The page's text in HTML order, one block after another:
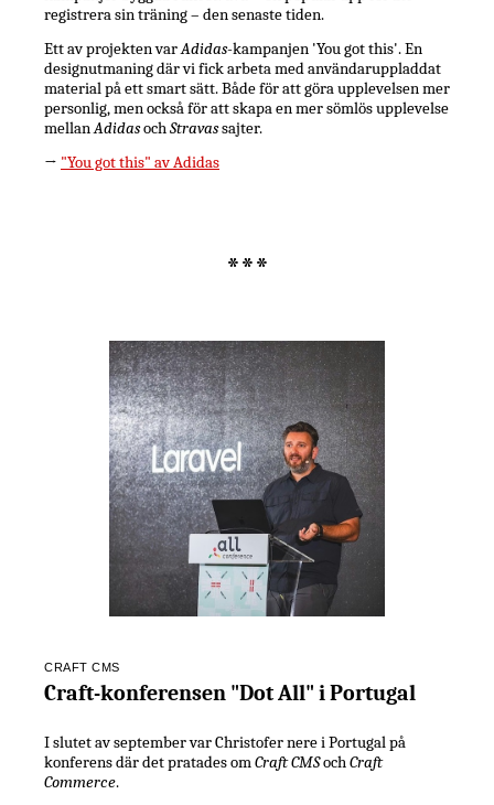
registrera sin träning – den senaste tiden.
Ett av projekten varAdidas-kampanjen 'You got this'. En
designutmaning där vi fick arbeta med användaruppladdat
material på ett smart sätt. Både för att göra upplevelsen mer
personlig, men också för att skapa en mer sömlös upplevelse
mellanAdidasochStravassajter.
→ "You got this" av Adidas
***
CRAFT CMS
Craft-konferensen "Dot All" i Portugal
I slutet av september var Christofer nere i Portugal på
konferens där det pratades omCraft CMSochCraft
Commerce.